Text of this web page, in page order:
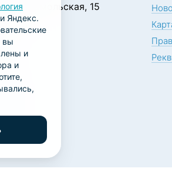
Яндекс.
вы
и
и
Комсомольская, 15
18:00
15
15